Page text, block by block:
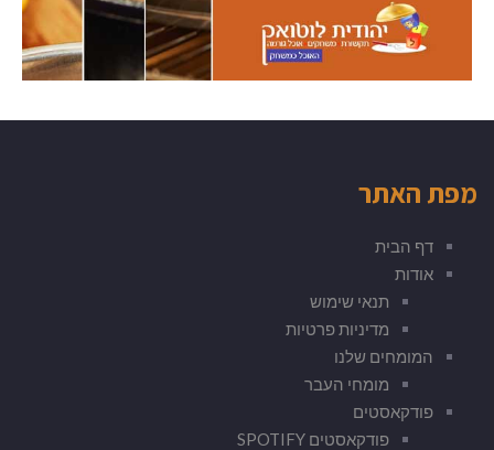
מפת האתר
דף הבית
אודות
תנאי שימוש
מדיניות פרטיות
המומחים שלנו
מומחי העבר
פודקאסטים
פודקאסטים SPOTIFY